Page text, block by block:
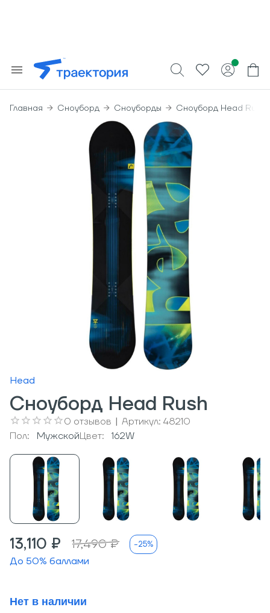
Главная Сноуборд Сноуборды Сноуборд Head Rush
Head
Сноуборд Head Rush
0 отзывов | Артикул: 48210
Пол:
МужcкойЦвет: 162W
13,110 ₽ 17,490 ₽ -25%
До 50% баллами
Нет в наличии